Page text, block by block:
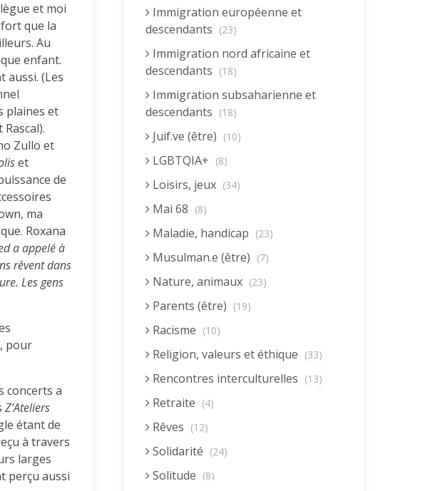
et moi
que la
Au
enfant.
aussi. (Les
plaines et
Zullo et
et
de
ma
Roxana
a appelé à
rêvent dans
Les gens
, pour
concerts a
Z’Ateliers
étant de
à travers
larges
perçu aussi
Immigration européenne et
descendants (23)
Immigration nord africaine et
descendants (18)
Immigration subsaharienne et
descendants (18)
Juif.ve (être) (10)
LGBTQIA+ (8)
Loisirs, jeux (34)
Mai 68 (8)
Maladie, handicap (23)
Musulman.e (être) (7)
Nature, animaux (23)
Parents (être) (19)
Racisme (10)
Religion, valeurs et éthique (33)
Rencontres interculturelles (13)
Retraite (4)
Rêves (12)
Solidarité (24)
Solitude (8)